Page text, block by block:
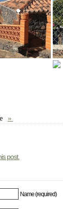
»
post.
Name (required)